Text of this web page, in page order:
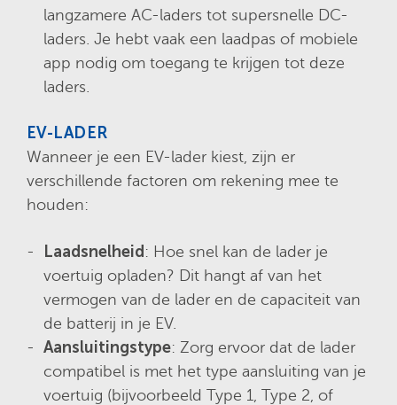
langzamere AC-laders tot supersnelle DC-
laders. Je hebt vaak een laadpas of mobiele
app nodig om toegang te krijgen tot deze
laders.
EV-LADER
Wanneer je een EV-lader kiest, zijn er
verschillende factoren om rekening mee te
houden:
Laadsnelheid : Hoe snel kan de lader je
voertuig opladen? Dit hangt af van het
vermogen van de lader en de capaciteit van
de batterij in je EV.
Aansluitingstype: Zorg ervoor dat de lader
compatibel is met het type aansluiting van je
voertuig (bijvoorbeeld Type 1, Type 2, of